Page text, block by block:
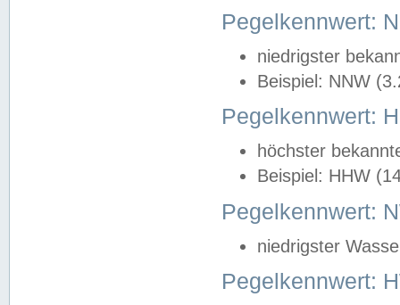
Pegelkennwert:
niedrigster
Beispiel: NNW
Pegelkennwert:
höchster
Beispiel: HHW
Pegelkennwert:
niedrigster
Pegelkennwert: